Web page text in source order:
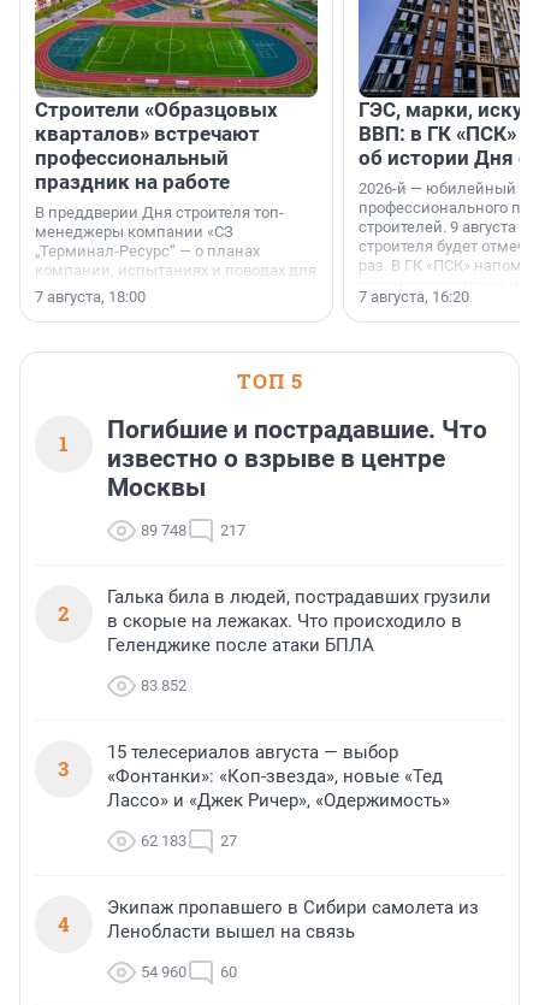
Строители «Образцовых
кварталов» встречают
профессиональный
праздник на работе
В преддверии Дня строителя топ-
менеджеры компании «СЗ
„Терминал-Ресурс“ — о планах
компании, испытаниях и поводах для
осторожного оптимизма.
7 августа, 18:00
ГЭС, марки,
ВВП: в ГК «ПСК»
об истории Дня
2026-й — юбилейный
профессионального
строителей. 9 августа
строителя будет
раз. В ГК «ПСК»
поменялась роль
7 августа, 16:20
ТОП 5
1
Погибшие и пострадавшие. Что
известно о взрыве в центре
Москвы
89 748 217
2
Галька била в людей, пострадавших грузили
в скорые на лежаках. Что происходило в
Геленджике после атаки БПЛА
83 852
3
15 телесериалов августа — выбор
«Фонтанки»: «Коп-звезда», новые «Тед
Лассо» и «Джек Ричер», «Одержимость»
62 183 27
4
Экипаж пропавшего в Сибири самолета из
Ленобласти вышел на связь
54 960 60